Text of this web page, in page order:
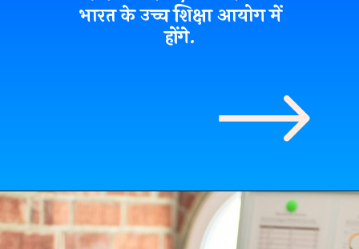
भारत के उच्च शिक्षा आयोग में
होंगे.